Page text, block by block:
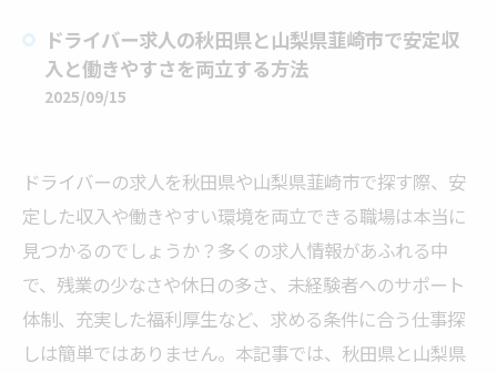
ドライバー求人の秋田県と山梨県韮崎市で安定収
入と働きやすさを両立する方法
2025/09/15
ドライバーの求人を秋田県や山梨県韮崎市で探す際、安
定した収入や働きやすい環境を両立できる職場は本当に
見つかるのでしょうか？多くの求人情報があふれる中
で、残業の少なさや休日の多さ、未経験者へのサポート
体制、充実した福利厚生など、求める条件に合う仕事探
しは簡単ではありません。本記事では、秋田県と山梨県